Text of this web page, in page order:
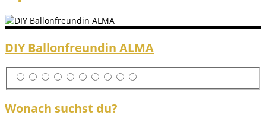
DIY Ballonfreundin ALMA
Wonach suchst du?